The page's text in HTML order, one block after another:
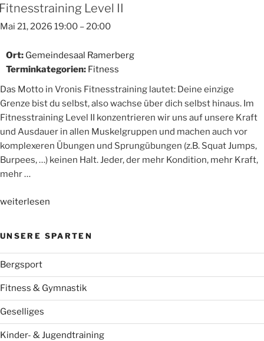
Level II
Mai 21, 2026 19:00 –20:00
Ort: Gemeindesaal Ramerberg
Terminkategorien: Fitness
Das Motto in Vronis Fitnesstraining lautet: Deine einzige
Grenze bist du selbst, also wachse über dich selbst hinaus. Im
Fitnesstraining Level II konzentrieren wir uns auf unsere Kraft
und Ausdauer in allen Muskelgruppen und machen auch vor
komplexeren Übungen und Sprungübungen (z.B. Squat Jumps,
Burpees, …) keinen Halt. Jeder, der mehr Kondition, mehr Kraft,
mehr …
„Fitnesstraining
weiterlesen
UNSERE SPARTEN
Bergsport
Fitness & Gymnastik
Geselliges
Kinder- & Jugendtraining